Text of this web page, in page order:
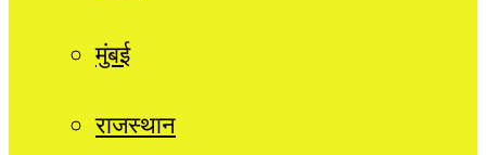
मुंबई
राजस्थान